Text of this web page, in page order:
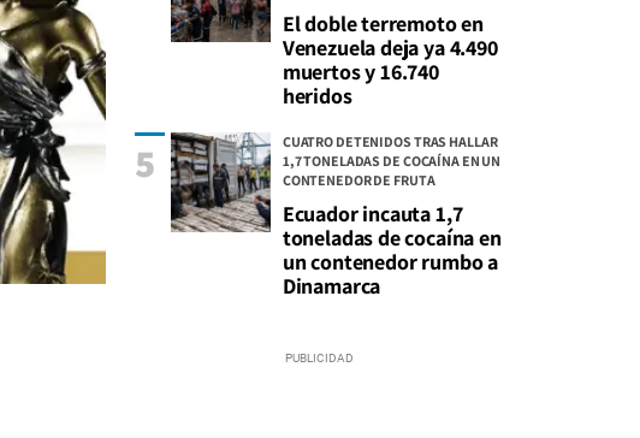
El doble terremoto en
Venezuela deja ya 4.490
muertos y 16.740
heridos
CUATRO DETENIDOS TRAS HALLAR
1,7 TONELADAS DE COCAÍNA EN UN
CONTENEDOR DE FRUTA
Ecuador incauta 1,7
toneladas de cocaína en
un contenedor rumbo a
Dinamarca
5